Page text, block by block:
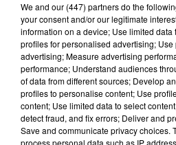
Lecture (4 min 13 sec)
We and our (447) partnersdo the
your consent and/or our legitimate
information on a device; Use limited
profiles for personalised advertising;
advertising; Measure advertising
performance; Understand audiences
of data from different sources; Develop
profiles to personalise content; Use
content; Use limited data to select
detect fraud, and fix errors; Deliver and
Save and communicate privacy choices.
process personal data such as IP